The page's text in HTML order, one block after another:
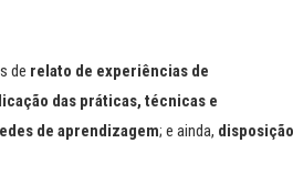
de relato de experiências de
das práticas, técnicas e
de aprendizagem; e ainda, disposição